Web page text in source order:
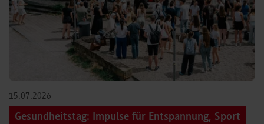
15.07.2026
Gesundheitstag: Impulse für Entspannung, Sport